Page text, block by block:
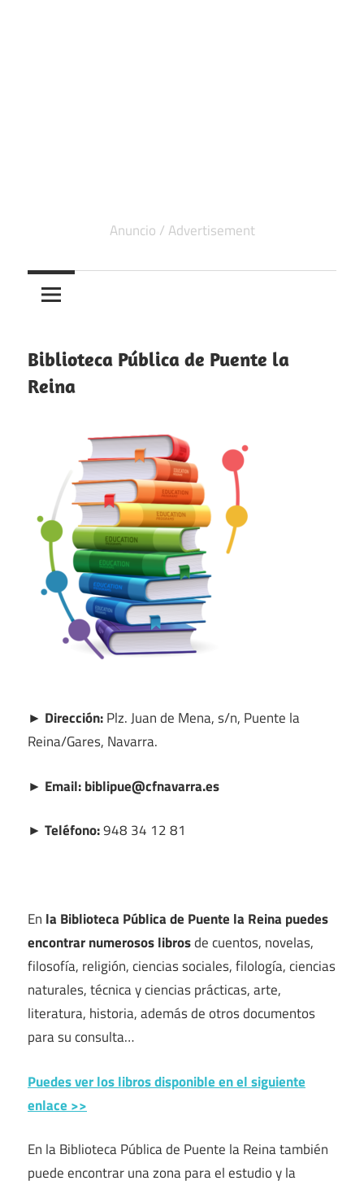
Biblioteca Pública de Puente la
Reina
► Dirección:Plz. Juan de Mena, s/n, Puente la
Reina/Gares, Navarra.
► Email: biblipue@cfnavarra.es
► Teléfono:948 34 12 81
En la Biblioteca Pública de Puente la Reina puedes
encontrar numerosos librosde cuentos, novelas,
filosofía, religión, ciencias sociales, filología, ciencias
naturales, técnica y ciencias prácticas, arte,
literatura, historia, además de otros documentos
para su consulta…
Puedes ver los libros disponible en el siguiente
enlace >>
En la Biblioteca Pública de Puente la Reina también
puede encontrar una zona para el estudio y la